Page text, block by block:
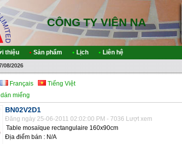
CÔNG TY VIÊN NA
thiệu • Sản phẩm • Lịch • Liên hệ
08/2026
Français Tiếng Việt
dán miểng
BN02V2D1
Đăng ngày 25-06-2011 02:02:00 PM - 7036 Lượt xem
Table mosaïque rectangulaire 160x90cm
Địa điểm bán : N/A